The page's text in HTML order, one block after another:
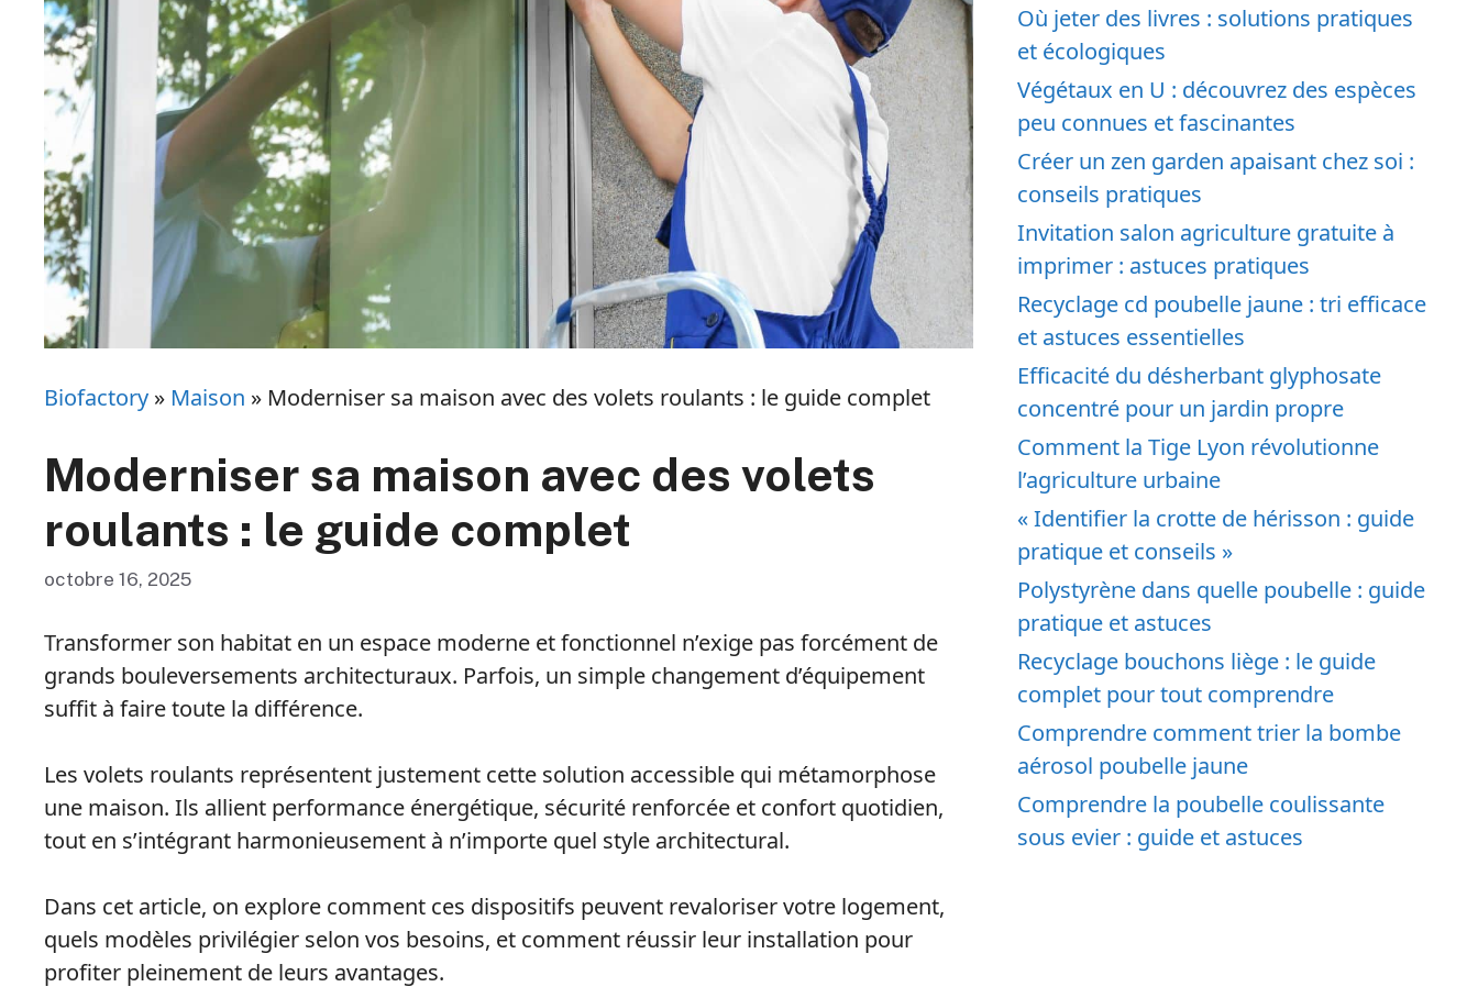
Biofactory » Maison » Moderniser sa maison avec des volets roulants : le guide complet
Moderniser sa maison avec des volets
roulants : le guide complet
octobre 16, 2025
Transformer son habitat en un espace moderne et fonctionnel n’exige pas forcément de
grands bouleversements architecturaux. Parfois, un simple changement d’équipement
suffit à faire toute la différence.
Les volets roulants représentent justement cette solution accessible qui métamorphose
une maison. Ils allient performance énergétique, sécurité renforcée et confort quotidien,
tout en s’intégrant harmonieusement à n’importe quel style architectural.
Dans cet article, on explore comment ces dispositifs peuvent revaloriser votre logement,
quels modèles privilégier selon vos besoins, et comment réussir leur installation pour
profiter pleinement de leurs avantages.
Où jeter des livres : solutions pratiques
et écologiques
Végétaux en U : découvrez des espèces
peu connues et fascinantes
Créer un zen garden apaisant chez soi :
conseils pratiques
Invitation salon agriculture gratuite à
imprimer : astuces pratiques
Recyclage cd poubelle jaune : tri efficace
et astuces essentielles
Efficacité du désherbant glyphosate
concentré pour un jardin propre
Comment la Tige Lyon révolutionne
l’agriculture urbaine
« Identifier la crotte de hérisson : guide
pratique et conseils »
Polystyrène dans quelle poubelle : guide
pratique et astuces
Recyclage bouchons liège : le guide
complet pour tout comprendre
Comprendre comment trier la bombe
aérosol poubelle jaune
Comprendre la poubelle coulissante
sous evier : guide et astuces